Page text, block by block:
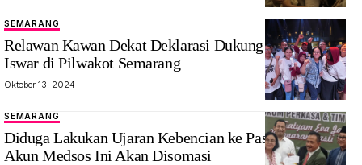
SEMARANG
Relawan Kawan Dekat Deklarasi Dukung Agustin dan
Iswar di Pilwakot Semarang
Oktober 13, 2024
SEMARANG
Diduga Lakukan Ujaran Kebencian ke Paslon Jaguar,
Akun Medsos Ini Akan Disomasi